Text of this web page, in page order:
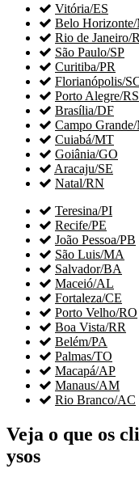
 Vitória/ES
 Belo
 Rio de Janeiro/
 São Paulo/SP
 Curitiba/PR
 Florianópolis/
 Porto Alegre/RS
 Brasília/DF
 Campo
 Cuiabá/MT
 Goiânia/GO
 Aracaju/SE
 Natal/RN
 Teresina/PI
 Recife/PE
 João Pessoa/PB
 São Luis/MA
 Salvador/BA
 Maceió/AL
 Fortaleza/CE
 Porto Velho/RO
 Boa Vista/RR
 Belém/PA
 Palmas/TO
 Macapá/AP
 Manaus/AM
 Rio Branco/AC
Veja o que os
ysos